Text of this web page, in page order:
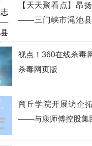
【天天聚看点】昂
——三门峡市渑池县
视点！360在线杀毒
杀毒网页版
商丘学院开展访企
——与康师傅控股集